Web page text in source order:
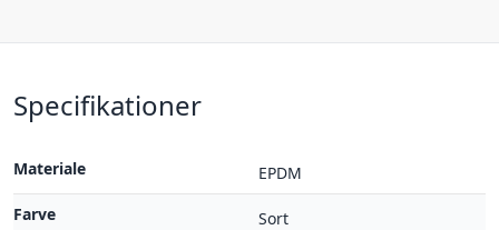
Specifikationer
Materiale
EPDM
Farve
Sort